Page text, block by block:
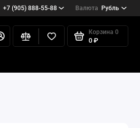
+7 (905) 888-55-88 Валюта Рубль
Корзина 0
0 ₽